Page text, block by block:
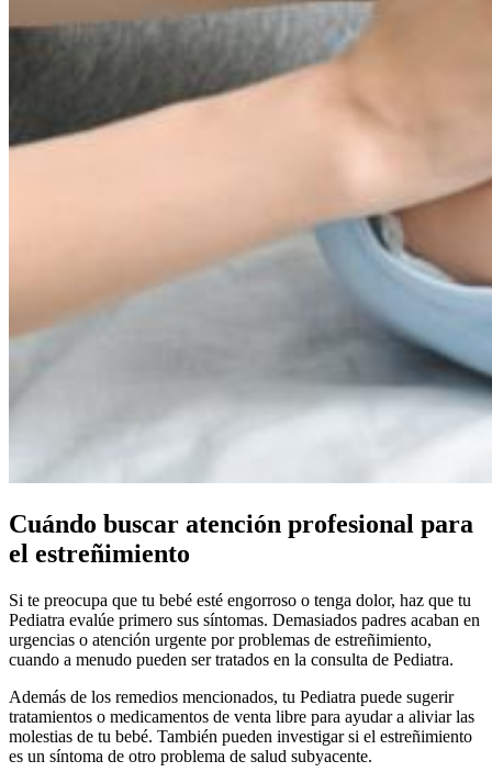
Cuándo buscar atención profesional para
el estreñimiento
Si te preocupa que tu bebé esté engorroso o tenga dolor, haz que tu
Pediatra evalúe primero sus síntomas. Demasiados padres acaban en
urgencias o atención urgente por problemas de estreñimiento,
cuando a menudo pueden ser tratados en la consulta de Pediatra.
Además de los remedios mencionados, tu Pediatra puede sugerir
tratamientos o medicamentos de venta libre para ayudar a aliviar las
molestias de tu bebé. También pueden investigar si el estreñimiento
es un síntoma de otro problema de salud subyacente.